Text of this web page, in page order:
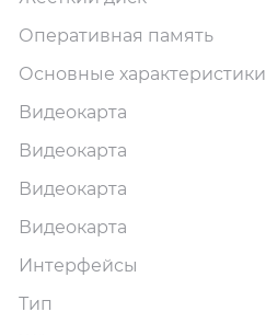
Оперативная память
Основные характеристики
Видеокарта
Видеокарта
Видеокарта
Видеокарта
Интерфейсы
Тип